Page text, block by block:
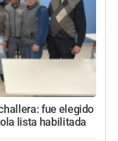
fue elegido
lista habilitada